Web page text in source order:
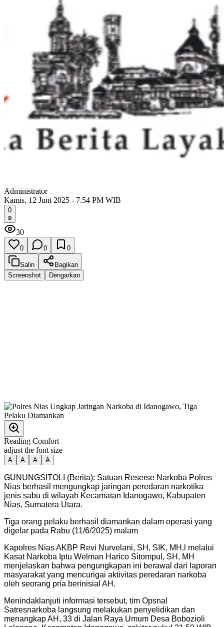
Administrator
Kamis, 12 Juni 2025 - 7.54 PM WIB
0
30
0 0 0
Salin
Bagikan
Screenshot
Dengarkan
Reading Comfort
adjust the font size
A A A A
GUNUNGSITOLI (Berita): Satuan Reserse Narkoba Polres
Nias berhasil mengungkap jaringan peredaran narkotika
jenis sabu di wilayah Kecamatan Idanogawo, Kabupaten
Nias, Sumatera Utara.
Tiga orang pelaku berhasil diamankan dalam operasi yang
digelar pada Rabu (11/6/2025) malam
Kapolres Nias AKBP Revi Nurvelani, SH, SIK, MH.l melalui
Kasat Narkoba Iptu Welman Harico Sitompul, SH, MH
menjelaskan bahwa pengungkapan ini berawal dari laporan
masyarakat yang mencurigai aktivitas peredaran narkoba
oleh seorang pria berinisial AH.
Menindaklanjuti informasi tersebut, tim Opsnal
Satresnarkoba langsung melakukan penyelidikan dan
menangkap AH, 33 di Jalan Raya Umum Desa Bobozioli